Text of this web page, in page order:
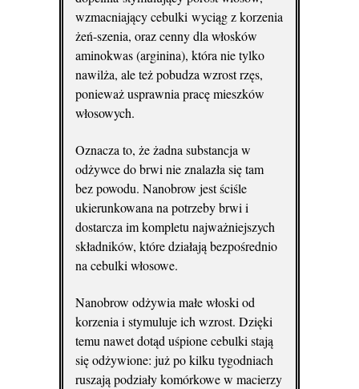
wzmacniający cebulki wyciąg z korzenia
żeń-szenia, oraz cenny dla włosków
aminokwas (arginina), która nie tylko
nawilża, ale też pobudza wzrost rzęs,
ponieważ usprawnia pracę mieszków
włosowych.
Oznacza to, że żadna substancja w
odżywce do brwi nie znalazła się tam
bez powodu. Nanobrow jest ściśle
ukierunkowana na potrzeby brwi i
dostarcza im kompletu najważniejszych
składników, które działają bezpośrednio
na cebulki włosowe.
Nanobrow odżywia małe włoski od
korzenia i stymuluje ich wzrost. Dzięki
temu nawet dotąd uśpione cebulki stają
się odżywione: już po kilku tygodniach
ruszają podziały komórkowe w macierzy